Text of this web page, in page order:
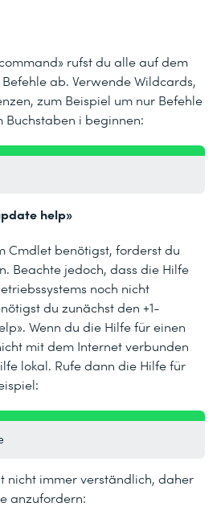
rufst du alle auf dem
ab. Verwende Wildcards,
zum Beispiel um nur Befehle
Buchstaben i beginnen:
help»
Cmdlet benötigst, forderst du
Beachte jedoch, dass die Hilfe
noch nicht
du zunächst den +1-
Wenn du die Hilfe für einen
mit dem Internet verbunden
lokal. Rufe dann die Hilfe für
nicht immer verständlich, daher
anzufordern: